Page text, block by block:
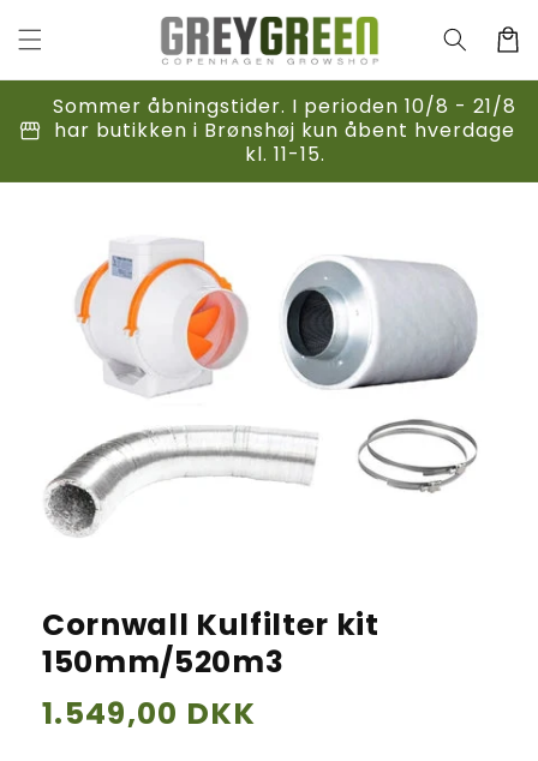
indhold
storefront
Sommer åbningstider. I perioden 10/8 - 21/8
har butikken i Brønshøj kun åbent hverdage
kl. 11-15.
Cornwall Kulfilter kit
150mm/520m3
Normalpris
1.549,00 DKK